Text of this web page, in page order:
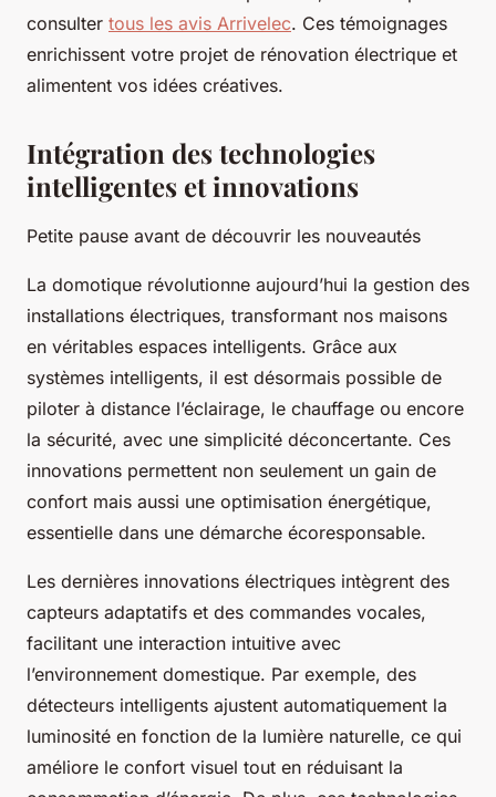
consulter tous les avis Arrivelec. Ces témoignages
enrichissent votre projet de rénovation électrique et
alimentent vos idées créatives.
Intégration des technologies
intelligentes et innovations
Petite pause avant de découvrir les nouveautés
La domotique révolutionne aujourd’hui la gestion des
installations électriques, transformant nos maisons
en véritables espaces intelligents. Grâce aux
systèmes intelligents, il est désormais possible de
piloter à distance l’éclairage, le chauffage ou encore
la sécurité, avec une simplicité déconcertante. Ces
innovations permettent non seulement un gain de
confort mais aussi une optimisation énergétique,
essentielle dans une démarche écoresponsable.
Les dernières innovations électriques intègrent des
capteurs adaptatifs et des commandes vocales,
facilitant une interaction intuitive avec
l’environnement domestique. Par exemple, des
détecteurs intelligents ajustent automatiquement la
luminosité en fonction de la lumière naturelle, ce qui
améliore le confort visuel tout en réduisant la